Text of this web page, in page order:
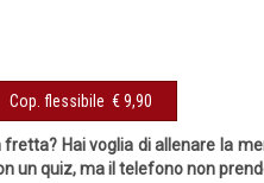
Cop. flessibile € 9,90
fretta? Hai voglia di allenare la
un quiz, ma il telefono non